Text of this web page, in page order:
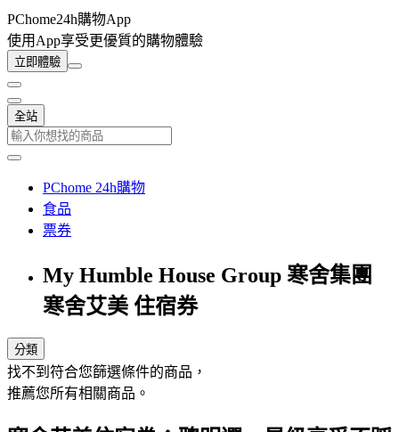
PChome24h購物App
使用App享受更優質的購物體驗
立即體驗
全站
PChome 24h購物
食品
票券
My Humble House Group 寒舍集團
寒舍艾美 住宿券
分類
找不到符合您篩選條件的商品，
推薦您所有相關商品。